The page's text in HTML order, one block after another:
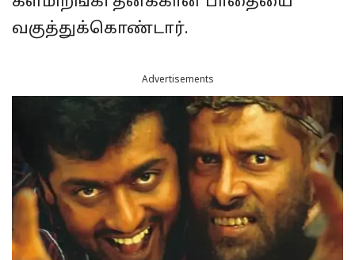
வகுத்துக்கொண்டார்.
Advertisements